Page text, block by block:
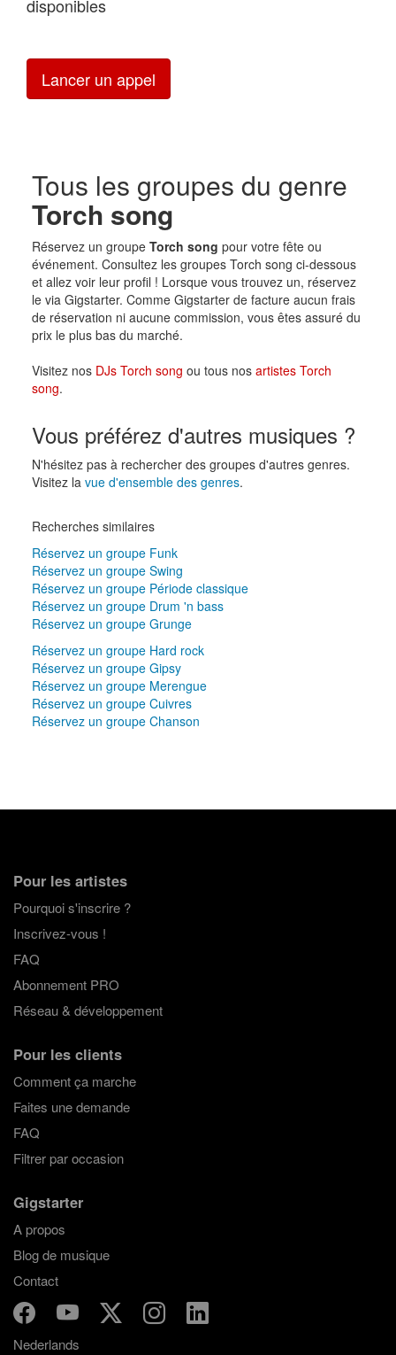
disponibles
Lancer un appel
Tous les groupes du genre
Torch song
Réservez un groupe Torch song pour votre fête ou
événement. Consultez les groupes Torch song ci-dessous
et allez voir leur profil ! Lorsque vous trouvez un, réservez
le via Gigstarter. Comme Gigstarter de facture aucun frais
de réservation ni aucune commission, vous êtes assuré du
prix le plus bas du marché.
Visitez nos DJs Torch song ou tous nos artistes Torch
song.
Vous préférez d'autres musiques ?
N'hésitez pas à rechercher des groupes d'autres genres.
Visitez la vue d'ensemble des genres.
Recherches similaires
Réservez un groupe Funk
Réservez un groupe Swing
Réservez un groupe Période classique
Réservez un groupe Drum 'n bass
Réservez un groupe Grunge
Réservez un groupe Hard rock
Réservez un groupe Gipsy
Réservez un groupe Merengue
Réservez un groupe Cuivres
Réservez un groupe Chanson
Pour les artistes
Pourquoi s'inscrire ?
Inscrivez-vous !
FAQ
Abonnement PRO
Réseau & développement
Pour les clients
Comment ça marche
Faites une demande
FAQ
Filtrer par occasion
Gigstarter
A propos
Blog de musique
Contact
Nederlands